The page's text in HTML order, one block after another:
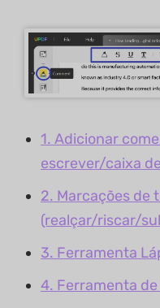
1. Adicionar
escrever/caixa
2. Marcações de
(realçar/riscar/
3. Ferramenta
4. Ferramenta